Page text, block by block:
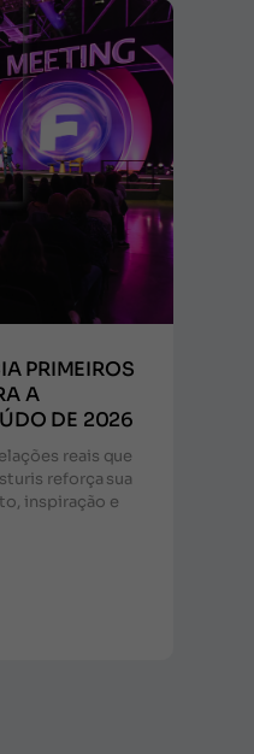
PRIMEIROS
A
DE 2026
reais que
reforça sua
inspiração e